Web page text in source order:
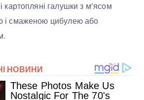
картопляні галушки з м’ясом
і смаженою цибулею або